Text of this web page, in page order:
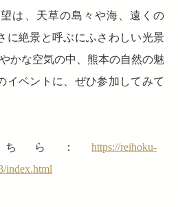
は、天草の島々や海、遠くの
に絶景と呼ぶにふさわしい光景
かな空気の中、熊本の自然の魅
イベントに、ぜひ参加してみて
ちら：https://reihoku-
index.html